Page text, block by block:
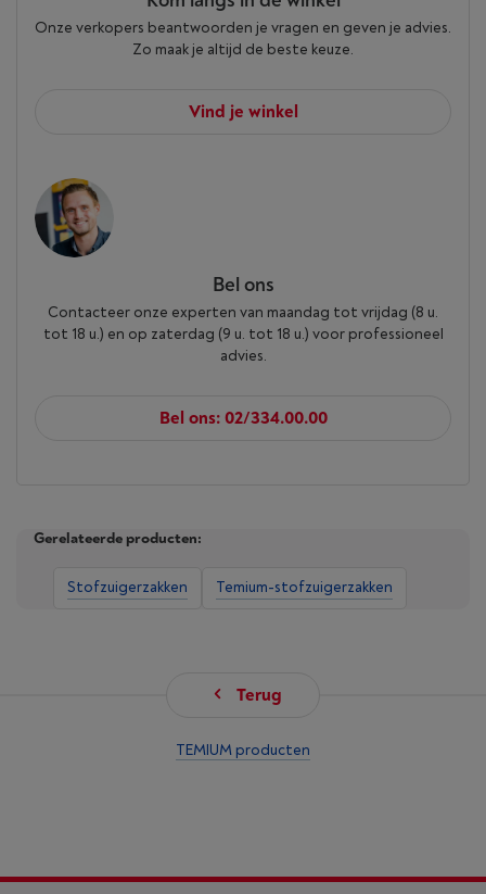
Onze verkopers beantwoorden je vragen en geven je advies.
Zo maak je altijd de beste keuze.
Vind je winkel
Bel ons
Contacteer onze experten van maandag tot vrijdag (8 u.
tot 18 u.) en op zaterdag (9 u. tot 18 u.) voor professioneel
advies.
Bel ons: 02/334.00.00
Gerelateerde producten:
Stofzuigerzakken Temium-stofzuigerzakken
Terug
TEMIUM producten